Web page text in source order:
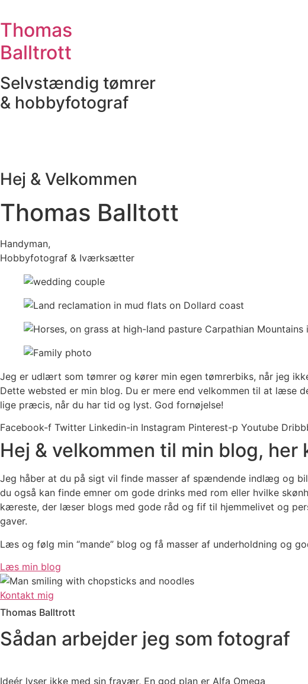
til
indhold
Thomas
Balltrott
Selvstændig tømrer
& hobbyfotograf
Hej & Velkommen
Thomas Balltott
Handyman,
Hobbyfotograf & Iværksætter
Jeg er udlært som tømrer og kører min egen tømrerbiks, når jeg
Dette websted er min blog. Du er mere end velkommen til at læse
lige præcis, når du har tid og lyst. God fornøjelse!
Facebook-f Twitter Linkedin-in Instagram Pinterest-p Youtube
Hej & velkommen til min blog,
Jeg håber at du på sigt vil finde masser af spændende indlæg og
du også kan finde emner om gode drinks med rom eller hvilke
kæreste, der læser blogs med gode råd og fif til hjemmelivet og
gaver.
Læs og følg min “mande” blog og få masser af underholdning og
Læs min blog
Kontakt mig
Thomas Balltrott
Sådan arbejder jeg som fotograf
Ideér lyser ikke med sin fravær, En god plan er Alfa Omega